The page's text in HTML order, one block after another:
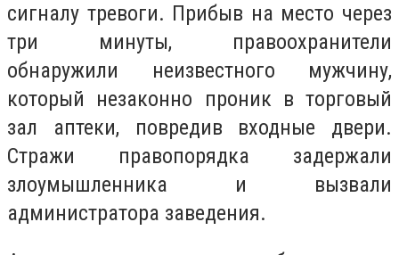
сигналу тревоги. Прибыв на место через
три минуты, правоохранители
обнаружили неизвестного мужчину,
который незаконно проник в торговый
зал аптеки, повредив входные двери.
Стражи правопорядка задержали
злоумышленника и вызвали
администратора заведения.